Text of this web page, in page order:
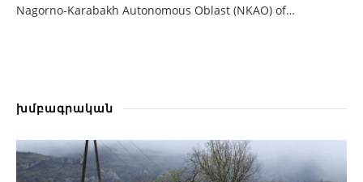
Nagorno-Karabakh Autonomous Oblast (NKAO) of…
խմբագրական